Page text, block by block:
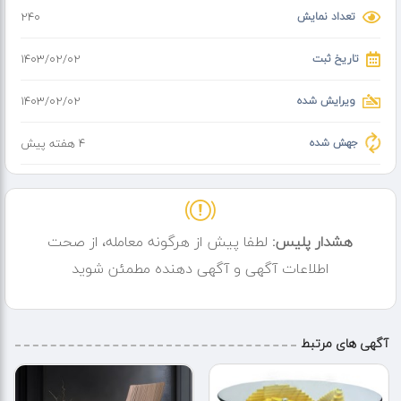
تعداد نمایش 240
تاریخ ثبت ۱۴۰۳/۰۲/۰۲
ویرایش شده ۱۴۰۳/۰۲/۰۲
جهش شده 4 هفته پیش
هشدار پلیس: لطفا پیش از هرگونه معامله، از صحت
اطلاعات آگهی و آگهی دهنده مطمئن شوید
آگهی های مرتبط